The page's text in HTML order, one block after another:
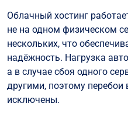
Облачный хостинг
не на одном физическом
нескольких, что
надёжность. Нагрузка
а в случае сбоя одного
другими, поэтому перебои
исключены.